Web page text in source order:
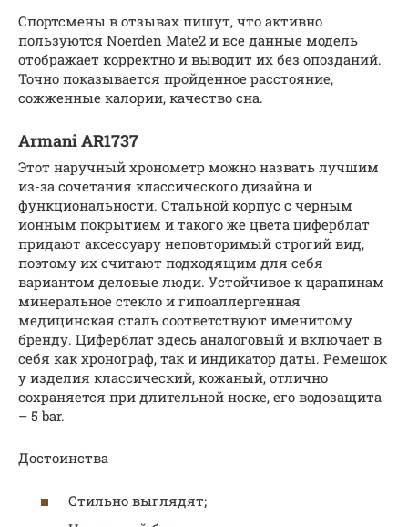
Спортсмены в отзывах пишут, что активно
пользуются Noerden Mate2 и все данные модель
отображает корректно и выводит их без опозданий.
Точно показывается пройденное расстояние,
сожженные калории, качество сна.
Armani AR1737
Этот наручный хронометр можно назвать лучшим
из-за сочетания классического дизайна и
функциональности. Стальной корпус с черным
ионным покрытием и такого же цвета циферблат
придают аксессуару неповторимый строгий вид,
поэтому их считают подходящим для себя
вариантом деловые люди. Устойчивое к царапинам
минеральное стекло и гипоаллергенная
медицинская сталь соответствуют именитому
бренду. Циферблат здесь аналоговый и включает в
себя как хронограф, так и индикатор даты. Ремешок
у изделия классический, кожаный, отлично
сохраняется при длительной носке, его водозащита
– 5 bar.
Достоинства
Стильно выглядят;